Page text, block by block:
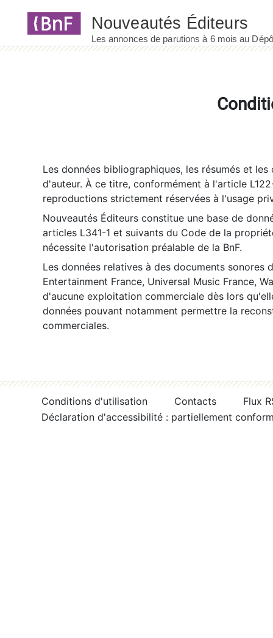
Les données bibliographiques, les résumés et
d'auteur. À ce titre, conformément à l'article
reproductions strictement réservées à l'usage
Nouveautés Éditeurs constitue une base de
articles L341-1 et suivants du Code de la
nécessite l'autorisation préalable de la BnF.
Les données relatives à des documents sonores
Entertainment France, Universal Music France,
d'aucune exploitation commerciale dès lors
données pouvant notamment permettre la
commerciales.
Conditions d'utilisation Contacts
Flux
Déclaration d'accessibilité : partiellement